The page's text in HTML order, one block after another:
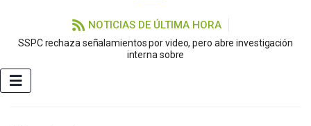
NOTICIAS DE ÚLTIMA HORA
SSPC rechaza señalamientos por video, pero abre investigación
interna sobre